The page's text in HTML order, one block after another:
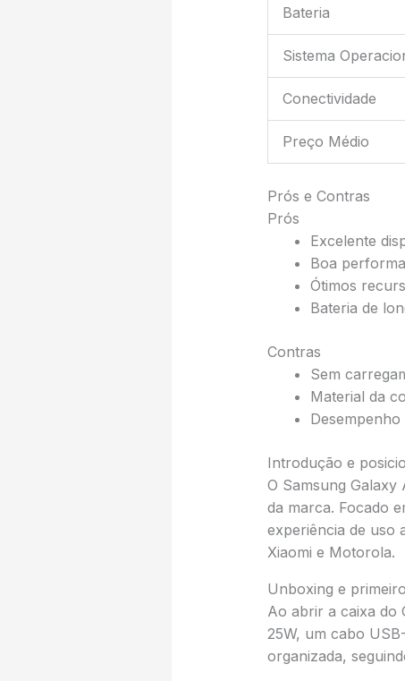
Bateria
Sistema
Conectividade
Preço Médio
Prós e Contras
Prós
Excelente
Boa
Ótimos
Bateria de
Contras
Sem
Material da
Introdução e
O Samsung
da marca. Focado
experiência de uso
Xiaomi e Motorola.
Unboxing e
Ao abrir a caixa do
25W, um cabo
organizada,